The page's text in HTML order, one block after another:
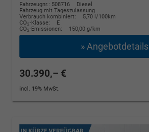
Fahrzeugnr.: 508716
Diesel
Fahrzeug mit Tageszulassung
Verbrauch kombiniert:
5,70 l/100km
CO2-Klasse:
E
CO2-Emissionen: 150,00 g/km
» Angebotdetails
30.390,– €
incl. 19% MwSt.